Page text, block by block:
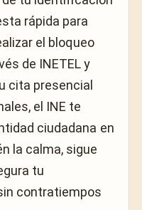
rápida para
el bloqueo
de INETEL y
cita presencial
el INE te
ciudadana en
la calma, sigue
tu
contratiempos